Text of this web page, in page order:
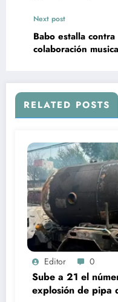
Next post
Babo estalla
colaboración
RELATED POSTS
Editor 0
Sube a 21 el
explosión de pipa